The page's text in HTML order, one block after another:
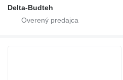
Delta-Budteh